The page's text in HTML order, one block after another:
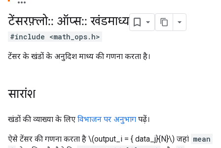
टेंसरफ़्लो:: ऑप्स:: खंडमाध्य
#include <math_ops.h>
टेंसर के खंडों के अनुदिश माध्य की गणना करता है।
सारांश
खंडों की व्याख्या के लिए विभाजन पर अनुभाग पढ़ें।
ऐसे टेंसर की गणना करता है \(output_i = { data_j}{N}\) जहां mean